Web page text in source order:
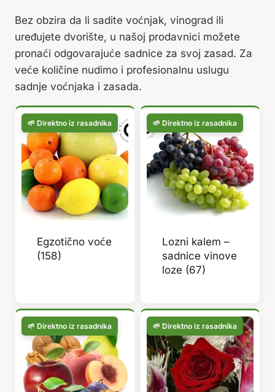
Bez obzira da li sadite voćnjak, vinograd ili
uređujete dvorište, u našoj prodavnici možete
pronaći odgovarajuće sadnice za svoj zasad. Za
veće količine nudimo i profesionalnu uslugu
sadnje voćnjaka i zasada.
Egzotično voće
(158)
Lozni kalem –
sadnice vinove
loze (67)